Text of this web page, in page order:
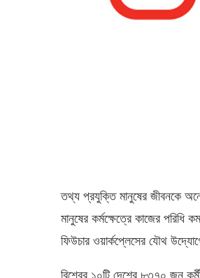
তথ্য প্রযুক্তি মানুষের জীবনকে
মানুষের কর্মক্ষেত্রে কাজের
ফিউচার ওয়ার্কপ্লেসের যৌথ
বিশ্বের ১০টি দেশের ৮৩৭০ জন